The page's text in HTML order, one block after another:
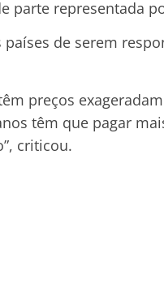
parte representada
de serem
preços
têm que pagar
criticou.